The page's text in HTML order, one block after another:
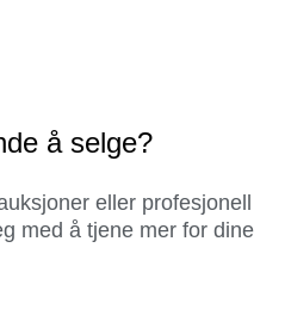
å selge?
eller profesjonell
med å tjene mer for dine